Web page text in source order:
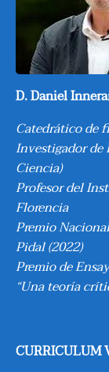
D.Daniel
Catedrático de
Investigador de
Ciencia)
Profesor del
Florencia
Premio
Pidal (2022)
Premio de
“Una teoría
CURRICULUM